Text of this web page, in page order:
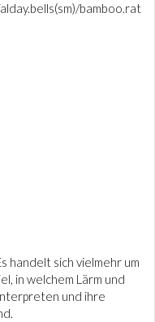
bamboo.rat
handelt sich vielmehr um
in welchem Lärm und
und ihre